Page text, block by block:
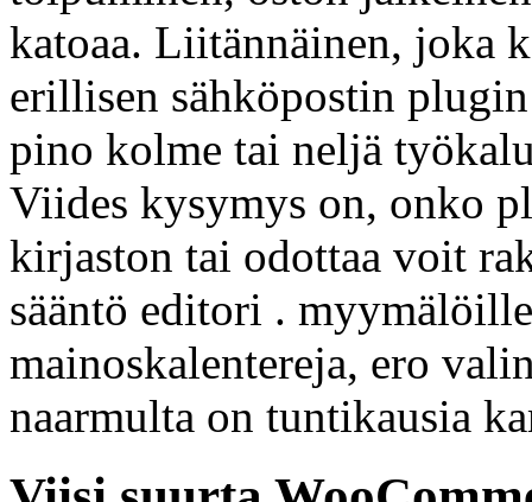
katoaa. Liitännäinen, joka
erillisen sähköpostin
pino kolme tai neljä
Viides kysymys on, onko
kirjaston tai odottaa voit
sääntö editori .
mainoskalentereja, ero
naarmulta on tuntikausia